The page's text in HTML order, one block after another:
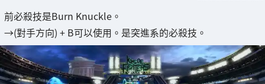
前必殺技是Burn Knuckle。
→(對手方向) + B可以使用。是突進系的必殺技。